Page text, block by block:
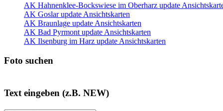
AK Hahnenklee-Bockswiese im Oberharz update
AK Goslar update Ansichtskarten
AK Braunlage update Ansichtskarten
AK Bad Pyrmont update Ansichtskarten
AK Ilsenburg im Harz update Ansichtskarten
Foto suchen
Text eingeben (z.B. NEW)